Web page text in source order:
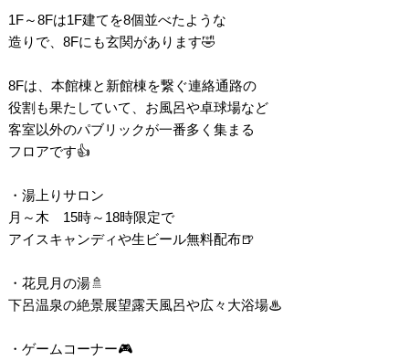
1F～8Fは1F建てを8個並べたような
造りで、8Fにも玄関があります🤣
8Fは、本館棟と新館棟を繋ぐ連絡通路の
役割も果たしていて、お風呂や卓球場など
客室以外のパブリックが一番多く集まる
フロアです👍
・湯上りサロン
月～木 15時～18時限定で
アイスキャンディや生ビール無料配布🍺
・花見月の湯🚿
下呂温泉の絶景展望露天風呂や広々大浴場♨
・ゲームコーナー🎮